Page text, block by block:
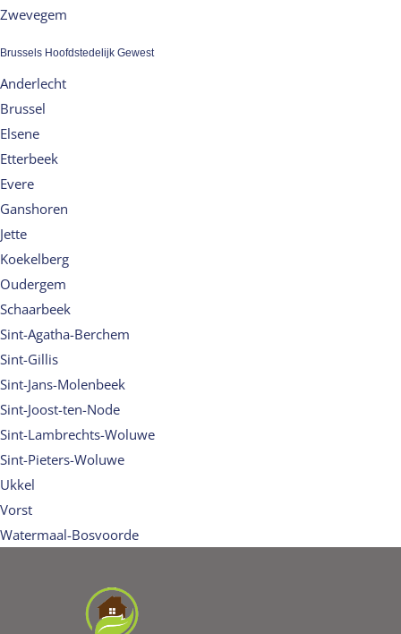
Zwevegem
Brussels Hoofdstedelijk Gewest
Anderlecht
Brussel
Elsene
Etterbeek
Evere
Ganshoren
Jette
Koekelberg
Oudergem
Schaarbeek
Sint-Agatha-Berchem
Sint-Gillis
Sint-Jans-Molenbeek
Sint-Joost-ten-Node
Sint-Lambrechts-Woluwe
Sint-Pieters-Woluwe
Ukkel
Vorst
Watermaal-Bosvoorde